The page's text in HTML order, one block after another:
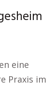
eine
Praxis im